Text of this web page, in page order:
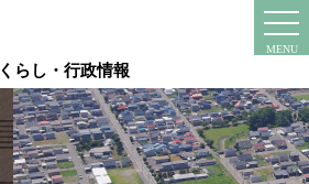
くらし・行政情報
MENU